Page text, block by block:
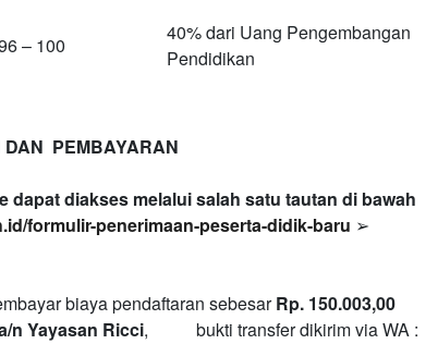
– 100
40% dari Uang Pengembangan
Pendidikan
PEMBAYARAN
diakses melalui salah satu tautan di bawah
formulir-penerimaan-peserta-didik-baru ➢
biaya pendaftaran sebesarRp. 150.003,00
n Yayasan Ricci, bukti transfer dikirim via WA :